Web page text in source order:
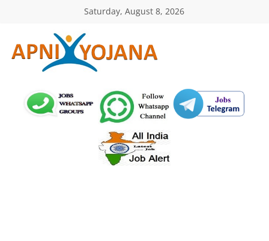
Saturday, August 8, 2026
ApniYojana.com
सरकारी
योजनाएँ,